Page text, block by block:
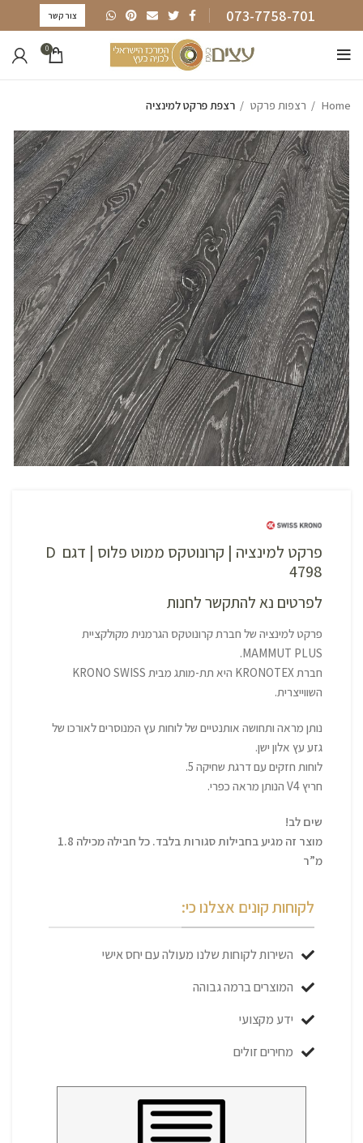
073-7758-701 צור קשר
0
Home רצפות פרקט רצפת פרקט למינציה
פרקט למינציה | קרונוטקס ממוט פלוס | דגם D
4798
לפרטים נא להתקשר לחנות
פרקט למינציה של חברת קרונוטקס הגרמנית מקולקציית
MAMMUT PLUS.
חברת KRONOTEX היא תת-מותג מבית KRONO SWISS
השווייצרית.
נותן מראה ותחושה אותנטיים של לוחות עץ המנוסרים לאורכו של
גזע עץ אלון ישן.
לוחות חזקים עם דרגת שחיקה 5.
חריץ V4 הנותן מראה כפרי.
שים לב!
מוצר זה מגיע בחבילות סגורות בלבד. כל חבילה מכילה 1.8
מ”ר
לקוחות קונים אצלנו כי:
השירות לקוחות שלנו מעולה עם יחס אישי
המוצרים ברמה גבוהה
ידע מקצועי
מחירים זולים